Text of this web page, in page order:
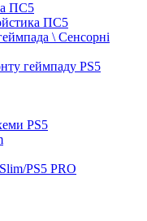
ПС5
ПС5
\ Сенсорні
геймпаду PS5
PS5
PS5 PRO